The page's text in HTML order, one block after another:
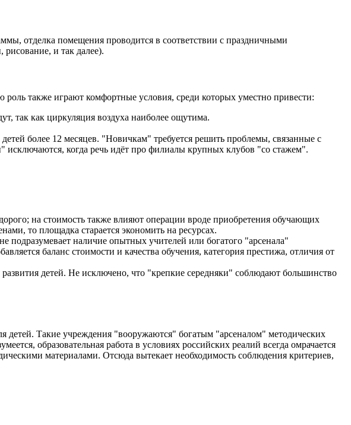
отделка помещения проводится в соответствии с праздничными
и так далее).
также играют комфортные условия, среди которых уместно привести:
так как циркуляция воздуха наиболее ощутима.
более 12 месяцев. "Новичкам" требуется решить проблемы, связанные с
когда речь идёт про филиалы крупных клубов "со стажем".
на стоимость также влияют операции вроде приобретения обучающих
то площадка старается экономить на ресурсах.
подразумевает наличие опытных учителей или богатого "арсенала"
баланс стоимости и качества обучения, категория престижа, отличия от
детей. Не исключено, что "крепкие середняки" соблюдают большинство
Такие учреждения "вооружаются" богатым "арсеналом" методических
образовательная работа в условиях российских реалий всегда омрачается
материалами. Отсюда вытекает необходимость соблюдения критериев,